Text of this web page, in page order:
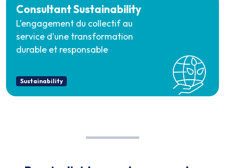
Consultant Sustainability
L'engagement du collectif au
service d'une transformation
durable et responsable
Sustainability